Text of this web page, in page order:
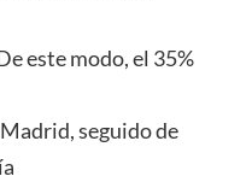
este modo, el 35%
seguido de